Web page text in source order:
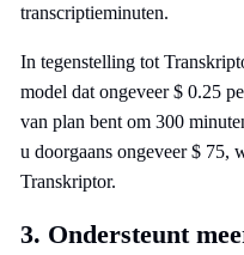
transcriptieminuten.
In tegenstelling tot
model dat ongeveer $ 0.25
van plan bent om 300
u doorgaans ongeveer $ 75,
Transkriptor.
3. Ondersteunt